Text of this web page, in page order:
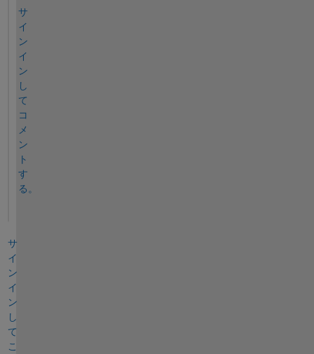
サ
イ
ン
イ
ン
し
て
コ
メ
ン
ト
す
る。
サ
イ
ン
イ
ン
し
て
こ